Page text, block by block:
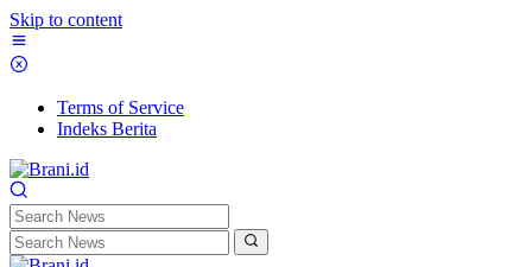
Skip to content
Terms of Service
Indeks Berita